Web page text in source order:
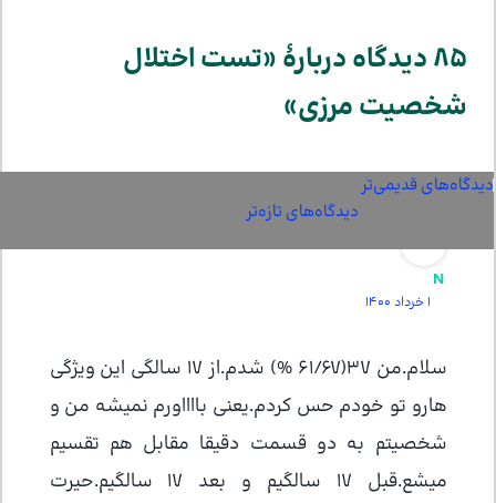
85 دیدگاه دربارهٔ «تست اختلال
شخصیت مرزی»
دیدگاه‌های
تازه‌تر
دیدگاه‌های قدیمی‌تر
دیدگاه‌های تازه‌تر
N
1 خرداد 1400
سلام.من ۳7(61/67 %) شدم.از ۱۷ سالگی این ویژگی
هارو تو خودم حس کردم.یعنی بااااورم نمیشه من و
شخصیتم به دو قسمت دقیقا مقابل هم تقسیم
میشع.قبل ۱۷ سالگیم و بعد ۱۷ سالگیم.حیرت